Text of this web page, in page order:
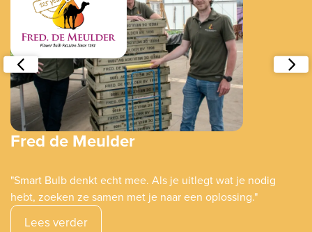
Fred de Meulder
"Smart Bulb denkt echt mee. Als je uitlegt wat je nodig
hebt, zoeken ze samen met je naar een oplossing."
Lees verder